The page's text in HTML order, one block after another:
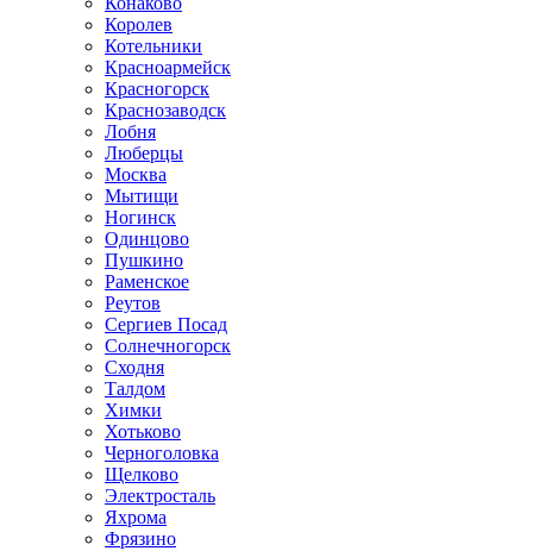
Королев
Котельники
Красноармейск
Красногорск
Краснозаводск
Лобня
Люберцы
Москва
Мытищи
Ногинск
Одинцово
Пушкино
Раменское
Реутов
Сергиев Посад
Солнечногорск
Сходня
Талдом
Химки
Хотьково
Черноголовка
Щелково
Электросталь
Яхрома
Фрязино